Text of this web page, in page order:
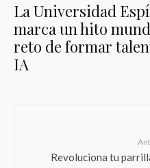
La Universidad
marca un hito
reto de formar
IA
Revoluciona tu